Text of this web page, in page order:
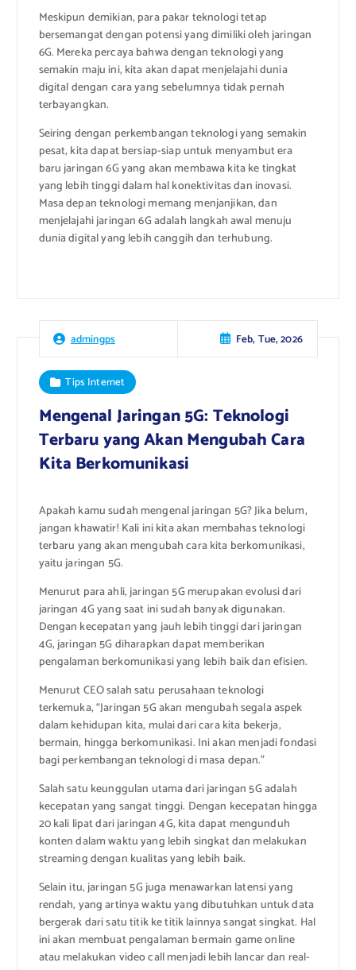
Meskipun demikian, para pakar teknologi tetap
bersemangat dengan potensi yang dimiliki oleh jaringan
6G. Mereka percaya bahwa dengan teknologi yang
semakin maju ini, kita akan dapat menjelajahi dunia
digital dengan cara yang sebelumnya tidak pernah
terbayangkan.
Seiring dengan perkembangan teknologi yang semakin
pesat, kita dapat bersiap-siap untuk menyambut era
baru jaringan 6G yang akan membawa kita ke tingkat
yang lebih tinggi dalam hal konektivitas dan inovasi.
Masa depan teknologi memang menjanjikan, dan
menjelajahi jaringan 6G adalah langkah awal menuju
dunia digital yang lebih canggih dan terhubung.
admingps Feb, Tue, 2026
Tips Internet
Mengenal Jaringan 5G: Teknologi
Terbaru yang Akan Mengubah Cara
Kita Berkomunikasi
Apakah kamu sudah mengenal jaringan 5G? Jika belum,
jangan khawatir! Kali ini kita akan membahas teknologi
terbaru yang akan mengubah cara kita berkomunikasi,
yaitu jaringan 5G.
Menurut para ahli, jaringan 5G merupakan evolusi dari
jaringan 4G yang saat ini sudah banyak digunakan.
Dengan kecepatan yang jauh lebih tinggi dari jaringan
4G, jaringan 5G diharapkan dapat memberikan
pengalaman berkomunikasi yang lebih baik dan efisien.
Menurut CEO salah satu perusahaan teknologi
terkemuka, “Jaringan 5G akan mengubah segala aspek
dalam kehidupan kita, mulai dari cara kita bekerja,
bermain, hingga berkomunikasi. Ini akan menjadi fondasi
bagi perkembangan teknologi di masa depan.”
Salah satu keunggulan utama dari jaringan 5G adalah
kecepatan yang sangat tinggi. Dengan kecepatan hingga
20 kali lipat dari jaringan 4G, kita dapat mengunduh
konten dalam waktu yang lebih singkat dan melakukan
streaming dengan kualitas yang lebih baik.
Selain itu, jaringan 5G juga menawarkan latensi yang
rendah, yang artinya waktu yang dibutuhkan untuk data
bergerak dari satu titik ke titik lainnya sangat singkat. Hal
ini akan membuat pengalaman bermain game online
atau melakukan video call menjadi lebih lancar dan real-